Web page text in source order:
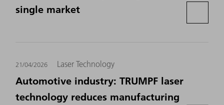
single market
21/04/2026 Laser Technology
Automotive industry: TRUMPF laser
technology reduces manufacturing